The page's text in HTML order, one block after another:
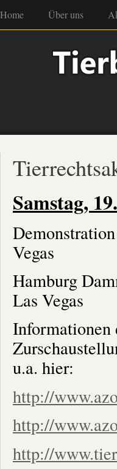
Home Über uns
Samstag,
Vegas
Hamburg
Las Vegas
Informationen
u.a. hier:
http://
http://
http://